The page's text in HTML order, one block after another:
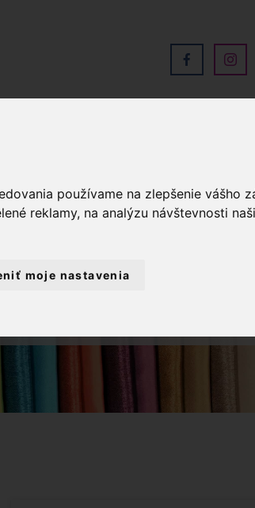
používame na zlepšenie vášho
reklamy, na analýzu návštevnosti
moje nastavenia